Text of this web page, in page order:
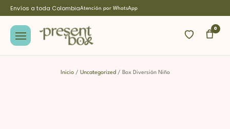
Envíos a toda ColombiaAtención por WhatsApp
0
Inicio/ Uncategorized / Box Diversión Niño